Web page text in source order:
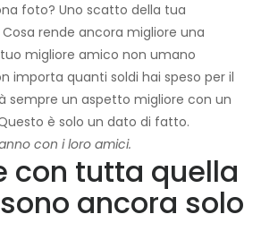
foto? Uno scatto della tua
rende ancora migliore una
migliore amico non umano
importa quanti soldi hai speso per il
sempre un aspetto migliore con un
è solo un dato di fatto.
con i loro amici.
con tutta quella
ancora solo